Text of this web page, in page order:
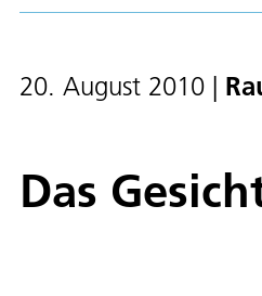
20. August 2010 |
Das